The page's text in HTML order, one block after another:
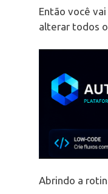
Então você
alterar todos
Abrindo a